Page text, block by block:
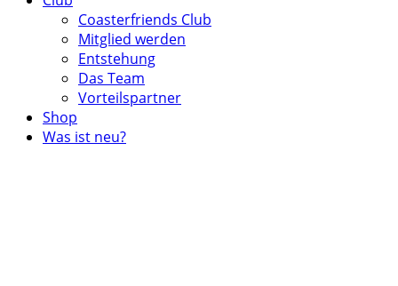
Coasterfriends Club
Mitglied werden
Entstehung
Das Team
Vorteilspartner
Shop
Was ist neu?